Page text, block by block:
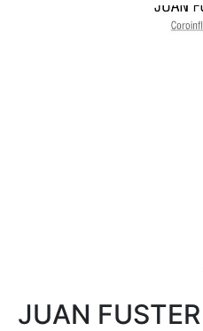
JUAN FUSTER